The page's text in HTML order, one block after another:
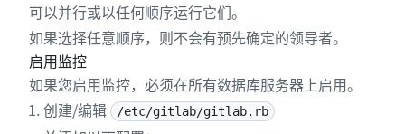
24
patroni['username' ] =
'PATRONI_API_USERNAME'
25
# 用 Patroni Rest API 调用的密码替换
26
patroni
27
28
# 将 `max_replication_slots` 设置为数据库节点数
可以并行或以任何顺序运行它们。
如果选择任意顺序，则不会有预先确定的领导者。
启用监控
如果您启用监控，必须在所有数据库服务器上启用。
创建/编辑
/etc/gitlab/gitlab.rb